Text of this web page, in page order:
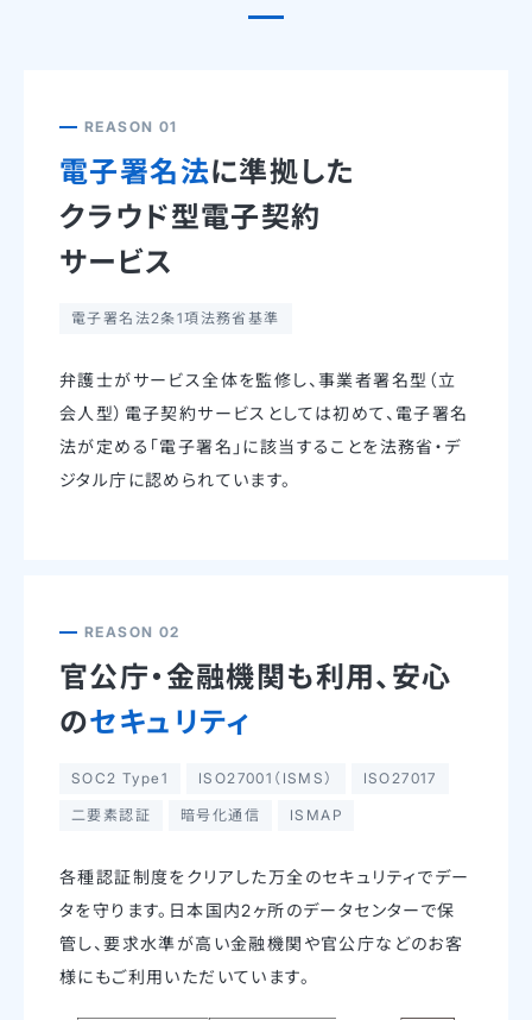
REASON 01
電子署名法に準拠した
クラウド型電子契約
サービス
電子署名法2条1項法務省基準
弁護士がサービス全体を監修し、事業者署名型（立
会人型）電子契約サービスとしては初めて、電子署名
法が定める「電子署名」に該当することを法務省・デ
ジタル庁に認められています。
REASON 02
官公庁・金融機関も利用、 安心
のセキュリティ
SOC2 Type1 ISO27001（ISMS） ISO27017
二要素認証 暗号化通信 ISMAP
各種認証制度をクリアした万全のセキュリティでデー
タを守ります。日本国内2ヶ所のデータセンターで保
管し、要求水準が高い金融機関や官公庁などのお客
様にもご利用いただいています。